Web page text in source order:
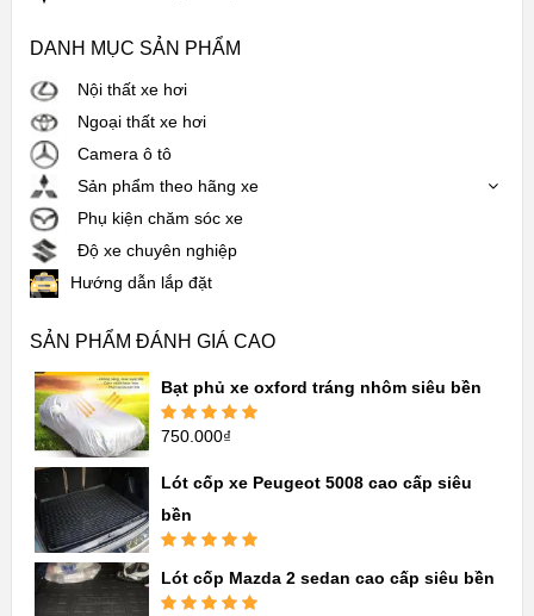
DANH MỤC SẢN PHẨM
Nội thất xe hơi
Ngoại thất xe hơi
Camera ô tô
Sản phẩm theo hãng xe
Phụ kiện chăm sóc xe
Độ xe chuyên nghiệp
Hướng dẫn lắp đặt
SẢN PHẨM ĐÁNH GIÁ CAO
Bạt phủ xe oxford tráng nhôm siêu bền
Được xếp
750.000₫
Lót cốp xe Peugeot 5008 cao cấp siêu
bền
hạng5.005
sao
Lót cốp Mazda 2 sedan cao cấp siêu bền